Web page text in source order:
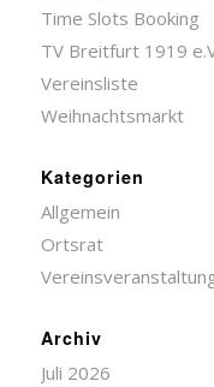
Time Slots Booking
TV Breitfurt 1919
Vereinsliste
Weihnachtsmarkt
Kategorien
Allgemein
Ortsrat
Archiv
Juli 2026